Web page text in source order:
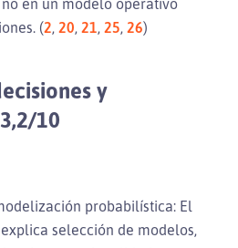
(2, 20, 21, 25, 26)
y
10
probabilística: El
selección de modelos,